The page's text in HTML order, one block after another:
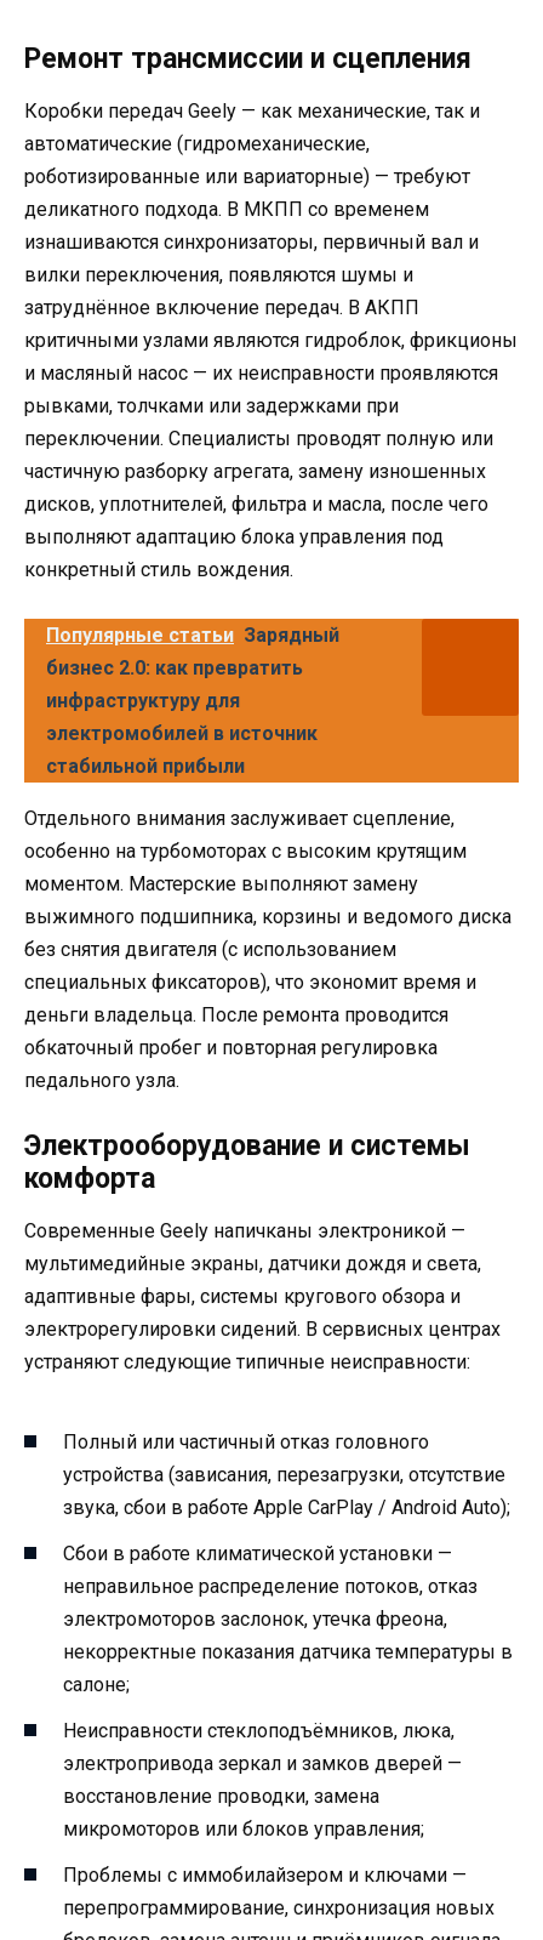
Ремонт трансмиссии и сцепления
Коробки передач Geely — как механические, так и
автоматические (гидромеханические,
роботизированные или вариаторные) — требуют
деликатного подхода. В МКПП со временем
изнашиваются синхронизаторы, первичный вал и
вилки переключения, появляются шумы и
затруднённое включение передач. В АКПП
критичными узлами являются гидроблок, фрикционы
и масляный насос — их неисправности проявляются
рывками, толчками или задержками при
переключении. Специалисты проводят полную или
частичную разборку агрегата, замену изношенных
дисков, уплотнителей, фильтра и масла, после чего
выполняют адаптацию блока управления под
конкретный стиль вождения.
Популярные статьи Зарядный
бизнес 2.0: как превратить
инфраструктуру для
электромобилей в источник
стабильной прибыли
Отдельного внимания заслуживает сцепление,
особенно на турбомоторах с высоким крутящим
моментом. Мастерские выполняют замену
выжимного подшипника, корзины и ведомого диска
без снятия двигателя (с использованием
специальных фиксаторов), что экономит время и
деньги владельца. После ремонта проводится
обкаточный пробег и повторная регулировка
педального узла.
Электрооборудование и системы
комфорта
Современные Geely напичканы электроникой —
мультимедийные экраны, датчики дождя и света,
адаптивные фары, системы кругового обзора и
электрорегулировки сидений. В сервисных центрах
устраняют следующие типичные неисправности:
Полный или частичный отказ головного
устройства (зависания, перезагрузки, отсутствие
звука, сбои в работе Apple CarPlay / Android Auto);
Сбои в работе климатической установки —
неправильное распределение потоков, отказ
электромоторов заслонок, утечка фреона,
некорректные показания датчика температуры в
салоне;
Неисправности стеклоподъёмников, люка,
электропривода зеркал и замков дверей —
восстановление проводки, замена
микромоторов или блоков управления;
Проблемы с иммобилайзером и ключами —
перепрограммирование, синхронизация новых